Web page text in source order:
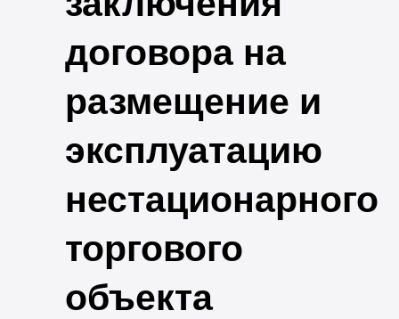
договора на
размещение и
эксплуатацию
нестационарного
торгового
объекта